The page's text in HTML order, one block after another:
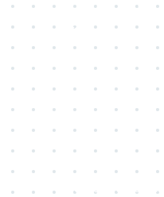
internationale
Europa.
rund 800